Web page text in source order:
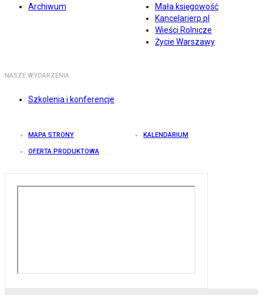
Archiwum
Mała księgowość
Kancelarierp.pl
Wieści Rolnicze
Życie Warszawy
NASZE WYDARZENIA
Szkolenia i konferencje
MAPA STRONY KALENDARIUM
OFERTA PRODUKTOWA